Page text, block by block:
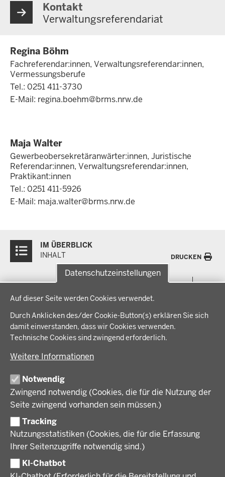
Datenschutzeinstellungen
Auf dieser Seite werden Cookies verwendet.
Durch Anklicken des/der Cookie-Button(s) erklären Sie sich
damit einverstanden, dass wir Cookies verwenden.
Technische Cookies sind zwingend erforderlich.
Weitere Informationen
Notwendig
Zwingend notwendig (Cookies, die für die Nutzung der
Seite zwingend vorhanden sein müssen.)
Tracking
Nutzungsstatistiken (Cookies, die für die Erfassung
Ihrer Seitenzugriffe notwendig sind.)
KI-Chatbot
Kontakt
Verwaltungsreferendariat
Regina Böhm
Fachreferendar:innen, Verwaltungsreferendar:innen,
Vermessungsberufe
Tel.: 0251 411-3730
E-Mail: regina.boehm@brms.nrw.de
Maja Walter
Gewerbeobersekretäranwärter:innen, Juristische
Referendar:innen, Verwaltungsreferendar:innen,
Praktikant:innen
Tel.: 0251 411-5926
E-Mail: maja.walter@brms.nrw.de
Inhalte
IM ÜBERBLICK
INHALT
DRUCKEN
der
Fußzeile
THEMEN
Bauen, Planen und Verkehr
Bildung, Schule und Sport
Regionalplanung und Regionalrat
Wirtschaft, Kultur und Kommunales
IM FOKUS
Energiewende AG
Zusammenarbeit mit den Niederlanden
BEZIRKSREGIERUNG
Regierungsbezirk Münster
Geschichte und Gegenwart
Behördenleitung
Förderlotsinnen und Förderlotsen
KARRIERE UND AUSBILDUNG
Stellenangebote
Ausbildung
Volljurist:in
Praktikum
Stellenangebote im Schulbereich
VERFAHREN UND BEKANNTMACHUNGEN
Amtsblatt
Verfahrensübersichten
PRESSE